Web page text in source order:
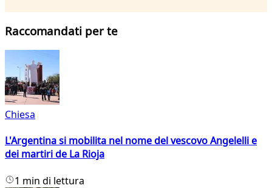
Raccomandati per te
Chiesa
L'Argentina si mobilita nel nome del vescovo Angelelli e
dei martiri de La Rioja
1 min di lettura